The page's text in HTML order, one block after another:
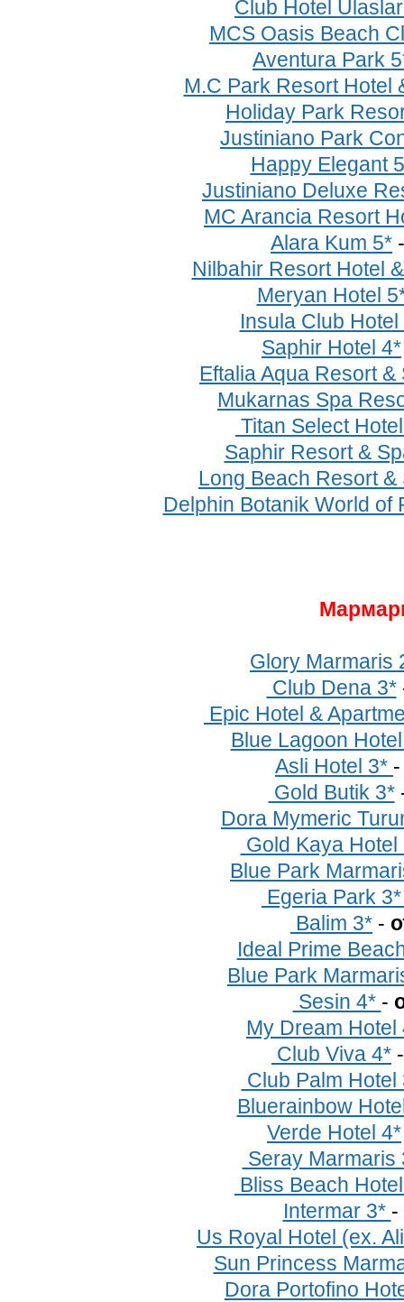
Club Hotel
MCS Oasis Beach
Aventura Park
M.C Park Resort Hotel
Holiday Park
Justiniano Park
Happy Elegant
Justiniano Deluxe
MC Arancia Resort
Alara Kum 5*
Nilbahir Resort Hotel
Meryan Hotel
Insula Club Hotel
Saphir Hotel 4*
Eftalia Aqua Resort &
Mukarnas Spa
Titan Select
Saphir Resort &
Long Beach Resort
Delphin Botanik World of
Glory Marmaris
Club Dena 3*
Epic Hotel &
Blue Lagoon
Asli Hotel 3*
Gold Butik 3*
Dora Mymeric
Gold Kaya
Blue Park
Egeria Park
Balim 3* -
Ideal Prime
Blue Park
Sesin 4* -
My Dream
Club Viva 4*
Club Palm
Bluerainbow
Verde Hotel 4*
Seray
Bliss Beach
Intermar 3* -
Us Royal Hotel (ex.
Sun Princess
Dora Portofino